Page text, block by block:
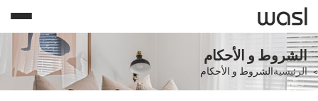
الشروط و الأحكام
الرئيسيةالشروط و الأحكام